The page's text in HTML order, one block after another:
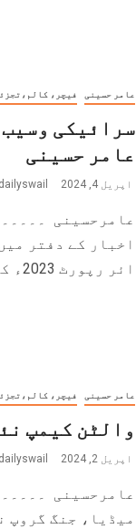
عامر حسینی فیچر،
سرائیکی
عامر حسینی
اپریل 4, 2024 dailyswail
عامرحسینی
اخبار کے دفتر
ائر رپورٹ 2023ء کو دیکھ کر...
عامر حسینی فیچر،
والٹن کیمپ
اپریل 2, 2024 dailyswail
عامرحسینی
میڈیا، جنگ گروپ